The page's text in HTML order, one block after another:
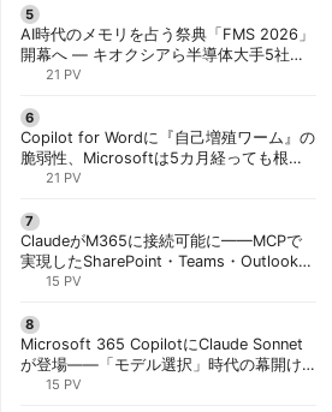
AI時代のメモリを占う祭典「FMS 2026」
開幕へ ― キオクシアら半導体大手5社が
基調講演に集結 | 胡田昌彦
21 PV
Copilot for Wordに『自己増殖ワーム』の
脆弱性、Microsoftは5カ月経っても根本
対策できず | 胡田昌彦
21 PV
ClaudeがM365に接続可能に——MCPで
実現したSharePoint・Teams・Outlook連
携、セキュリティと実務への影響を読み
15 PV
Microsoft 365 CopilotにClaude Sonnet
が登場——「モデル選択」時代の幕開け
と管理者が知るべき注意点 | 胡田昌彦
15 PV